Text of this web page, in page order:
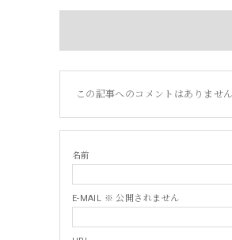
この記事へのコメントはありません
名前
E-MAIL ※ 公開されません